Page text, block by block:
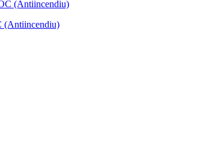
(Antiincendiu)